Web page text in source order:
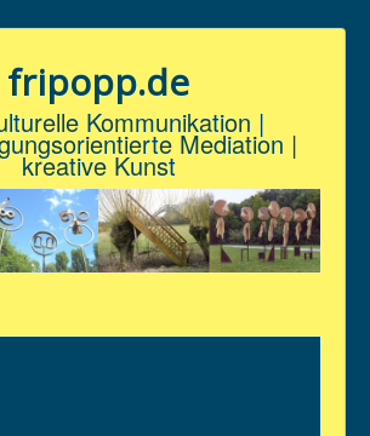
fripopp.de
Kommunikation |
Mediation |
kreative Kunst